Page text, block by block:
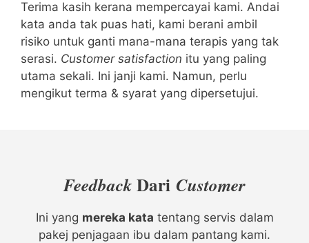
Terima kasih kerana mempercayai kami. Andai
kata anda tak puas hati, kami berani ambil
risiko untuk ganti mana-mana terapis yang tak
serasi. Customer satisfaction itu yang paling
utama sekali. Ini janji kami. Namun, perlu
mengikut terma & syarat yang dipersetujui.
Feedback Dari Customer
Ini yang mereka kata tentang servis dalam
pakej penjagaan ibu dalam pantang kami.